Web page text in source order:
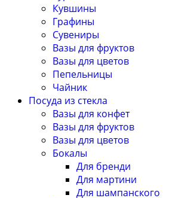
Кувшины
Графины
Сувениры
Вазы для фруктов
Вазы для цветов
Пепельницы
Чайник
Посуда из стекла
Вазы для конфет
Вазы для фруктов
Вазы для цветов
Бокалы
Для бренди
Для мартини
Для шампанского